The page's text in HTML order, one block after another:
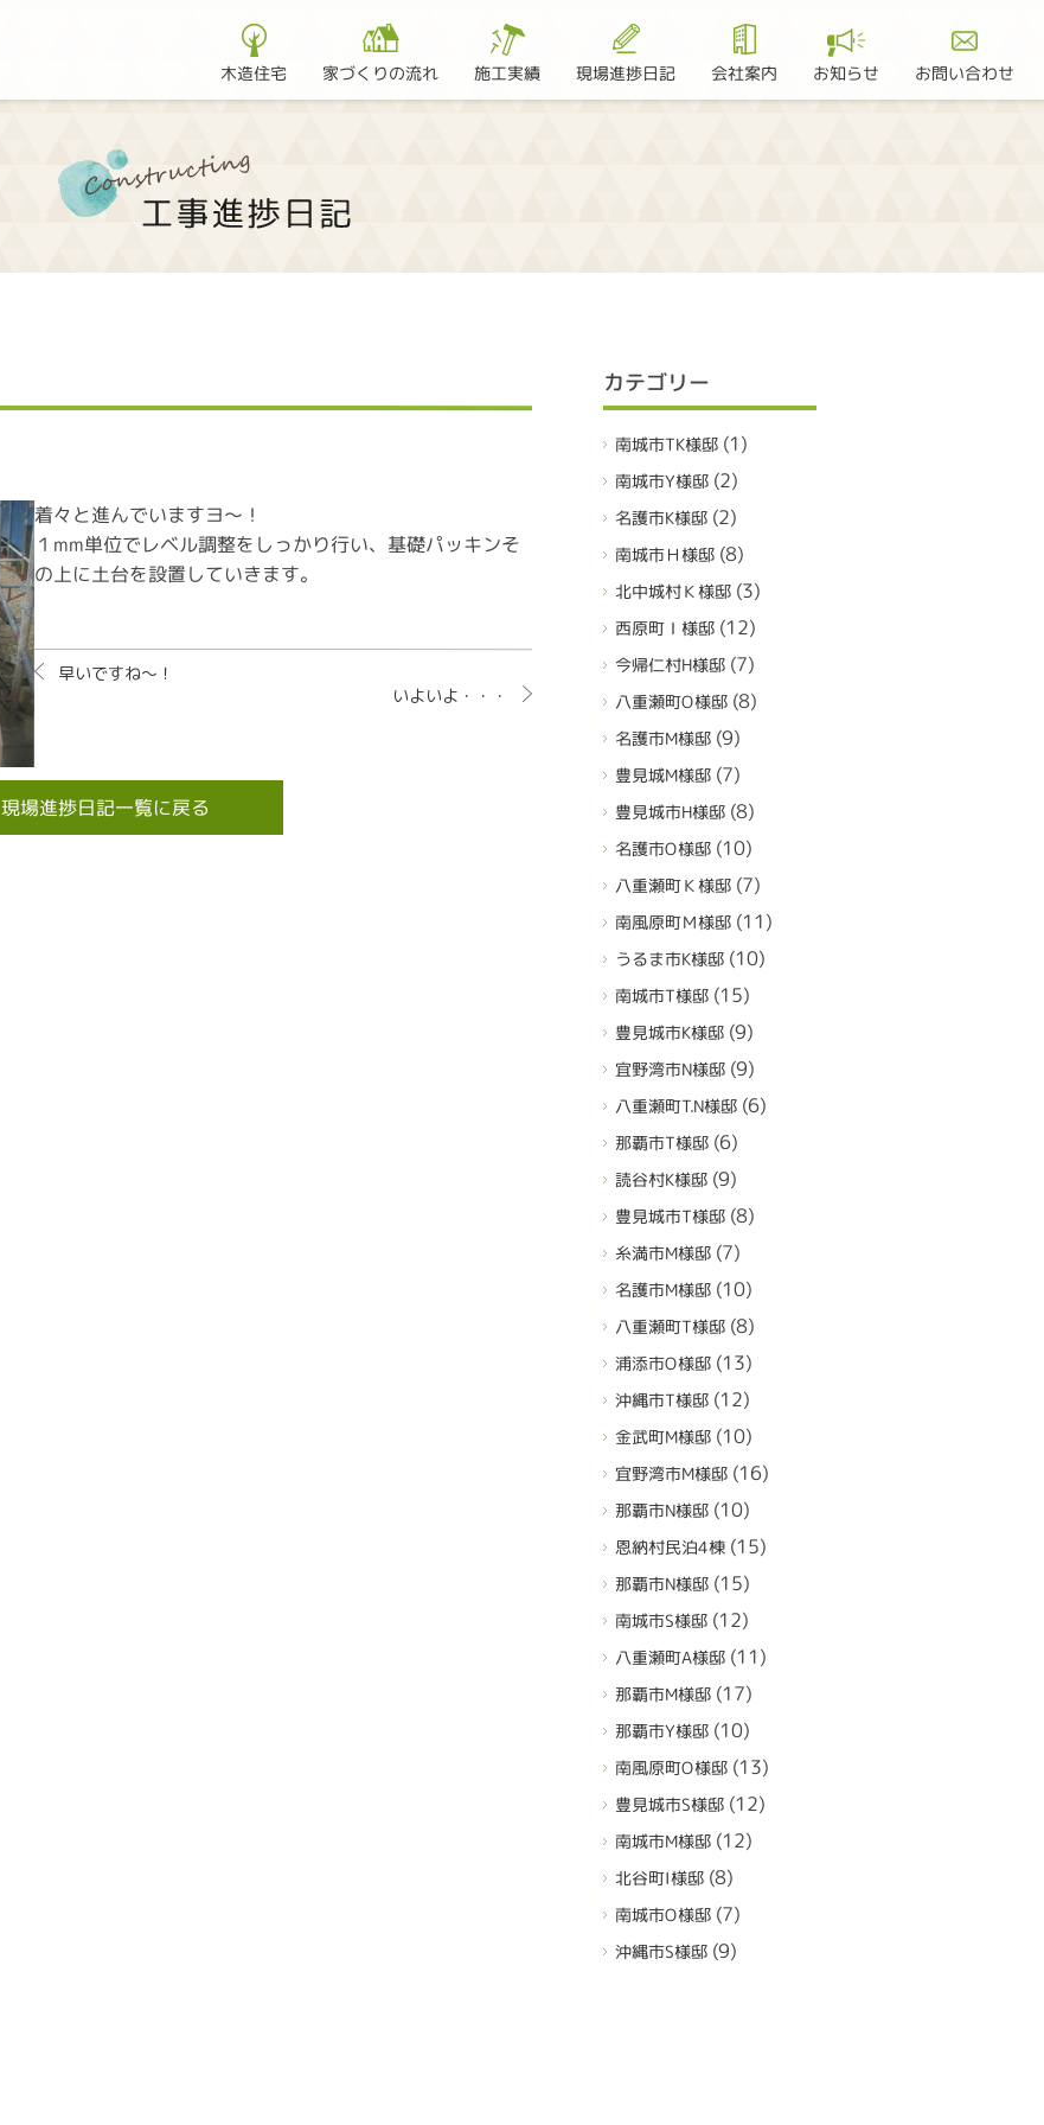
木造住宅 家づくりの流れ 施工実績 現場進捗日記 会社案内 お知らせ お問い合わせ
着々と進んでいますヨ～！
１mm単位でレベル調整をしっかり行い、基礎パッキンそ
の上に土台を設置していきます。
早いですね～！
いよいよ・・・
現場進捗日記一覧に戻る
カテゴリー
南城市TK様邸(1)
南城市Y様邸(2)
名護市K様邸(2)
南城市Ｈ様邸(8)
北中城村Ｋ様邸(3)
西原町Ｉ様邸(12)
今帰仁村H様邸(7)
八重瀬町O様邸(8)
名護市M様邸(9)
豊見城M様邸(7)
豊見城市H様邸(8)
名護市O様邸(10)
八重瀬町Ｋ様邸(7)
南風原町Ｍ様邸(11)
うるま市K様邸(10)
南城市T様邸(15)
豊見城市K様邸(9)
宜野湾市N様邸(9)
八重瀬町T.N様邸(6)
那覇市T様邸(6)
読谷村K様邸(9)
豊見城市T様邸(8)
糸満市M様邸(7)
名護市M様邸(10)
八重瀬町T様邸(8)
浦添市O様邸(13)
沖縄市T様邸(12)
金武町M様邸(10)
宜野湾市M様邸(16)
那覇市N様邸(10)
恩納村民泊4棟(15)
那覇市N様邸(15)
南城市S様邸(12)
八重瀬町A様邸(11)
那覇市M様邸(17)
那覇市Y様邸(10)
南風原町O様邸(13)
豊見城市S様邸(12)
南城市M様邸(12)
北谷町I様邸(8)
南城市O様邸(7)
沖縄市S様邸(9)